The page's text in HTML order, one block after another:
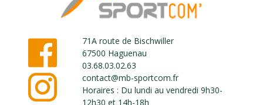
71A route de Bischwiller
67500 Haguenau
03.68.03.02.63
contact@mb-sportcom.fr
Horaires : Du lundi au vendredi 9h30-
12h30 et 14h-18h